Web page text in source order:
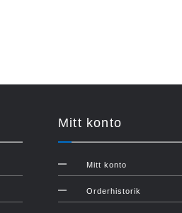
Mitt konto
Mitt konto
Orderhistorik